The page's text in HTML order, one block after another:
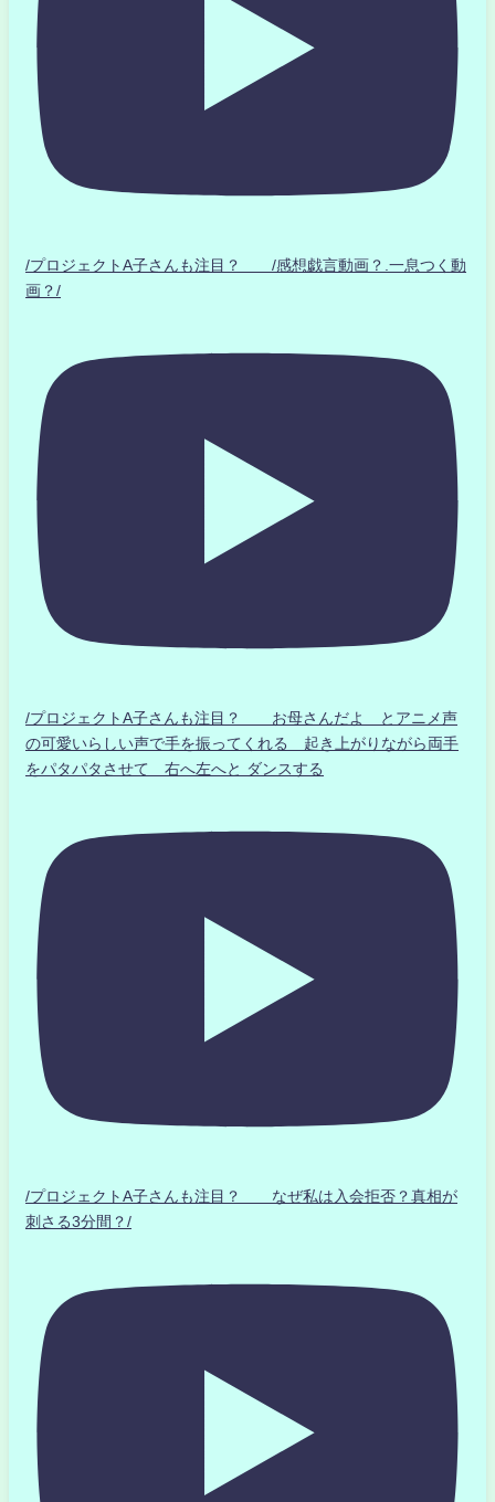
/プロジェクトA子さんも注目？ /感想戯言動画？.一息つく動
画？/
/プロジェクトA子さんも注目？ お母さんだよ とアニメ声
の可愛いらしい声で手を振ってくれる 起き上がりながら両手
をパタパタさせて 右へ左へと ダンスする
/プロジェクトA子さんも注目？ なぜ私は入会拒否？真相が
刺さる3分間？/